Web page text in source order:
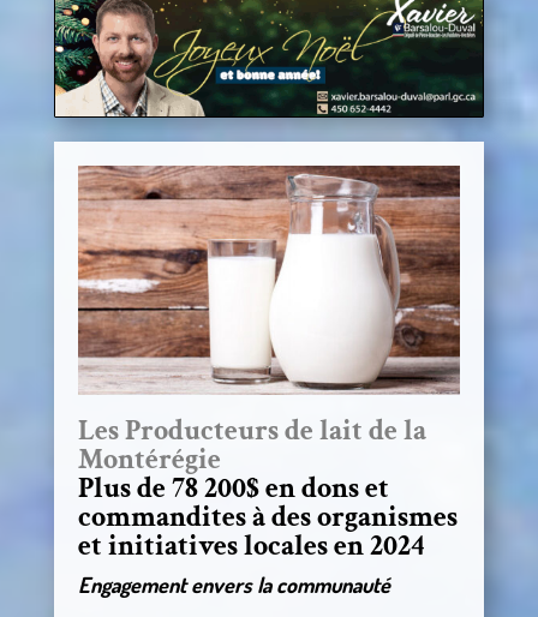
Les Producteurs de lait de la
Montérégie
Plus de 78 200$ en dons et
commandites à des organismes
et initiatives locales en 2024
Engagement envers la communauté